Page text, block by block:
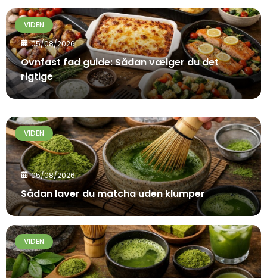
VIDEN
05/08/2026
Ovnfast fad guide: Sådan vælger du det
rigtige
VIDEN
05/08/2026
Sådan laver du matcha uden klumper
VIDEN